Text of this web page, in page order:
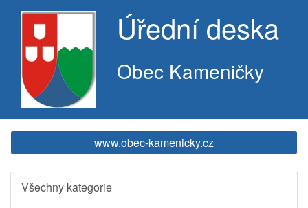
Úřední deska
Obec Kameničky
www.obec-kamenicky.cz
Všechny kategorie